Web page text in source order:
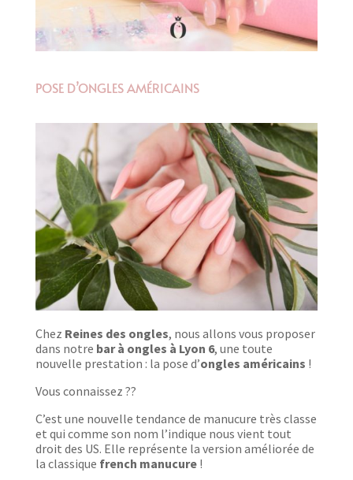
POSE D’ONGLES AMÉRICAINS
Chez Reines des ongles, nous allons vous proposer
dans notre bar à ongles à Lyon 6, une toute
nouvelle prestation : la pose d’ongles américains !
Vous connaissez ??
C’est une nouvelle tendance de manucure très classe
et qui comme son nom l’indique nous vient tout
droit des US. Elle représente la version améliorée de
la classique french manucure!